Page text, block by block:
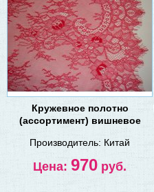
Кружевное полотно
(ассортимент) вишневое
Производитель: Китай
Цена: 970 руб.